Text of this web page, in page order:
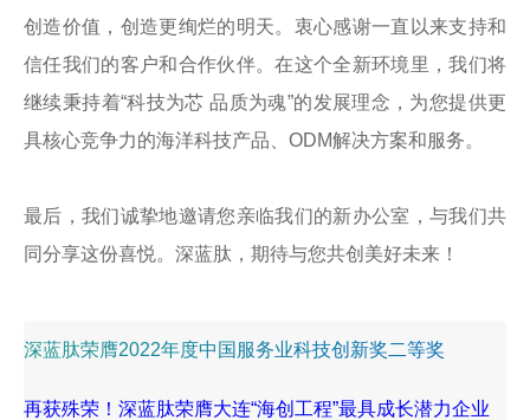
创造价值，创造更绚烂的明天。衷心感谢一直以来支持和
信任我们的客户和合作伙伴。在这个全新环境里，我们将
继续秉持着“科技为芯 品质为魂”的发展理念，为您提供更
具核心竞争力的海洋科技产品、ODM解决方案和服务。
最后，我们诚挚地邀请您亲临我们的新办公室，与我们共
同分享这份喜悦。深蓝肽，期待与您共创美好未来！
深蓝肽荣膺2022年度中国服务业科技创新奖二等奖
再获殊荣！深蓝肽荣膺大连“海创工程”最具成长潜力企业